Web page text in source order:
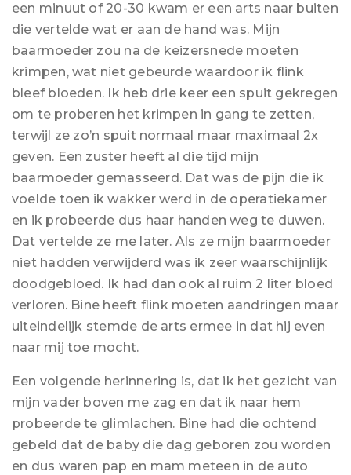
een minuut of 20-30 kwam er een arts naar buiten
die vertelde wat er aan de hand was. Mijn
baarmoeder zou na de keizersnede moeten
krimpen, wat niet gebeurde waardoor ik flink
bleef bloeden. Ik heb drie keer een spuit gekregen
om te proberen het krimpen in gang te zetten,
terwijl ze zo’n spuit normaal maar maximaal 2x
geven. Een zuster heeft al die tijd mijn
baarmoeder gemasseerd. Dat was de pijn die ik
voelde toen ik wakker werd in de operatiekamer
en ik probeerde dus haar handen weg te duwen.
Dat vertelde ze me later. Als ze mijn baarmoeder
niet hadden verwijderd was ik zeer waarschijnlijk
doodgebloed. Ik had dan ook al ruim 2 liter bloed
verloren. Bine heeft flink moeten aandringen maar
uiteindelijk stemde de arts ermee in dat hij even
naar mij toe mocht.
Een volgende herinnering is, dat ik het gezicht van
mijn vader boven me zag en dat ik naar hem
probeerde te glimlachen. Bine had die ochtend
gebeld dat de baby die dag geboren zou worden
en dus waren pap en mam meteen in de auto